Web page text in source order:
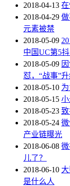
2018-04-13
2018-04-29
元素被禁
2018-05-09
中国UC第5
2018-05-09
怼，“战事”
2018-05-10
2018-05-15
2018-05-23
2018-05-24
产业链曝光
2018-06-08
儿了？
2018-06-10
是什么人